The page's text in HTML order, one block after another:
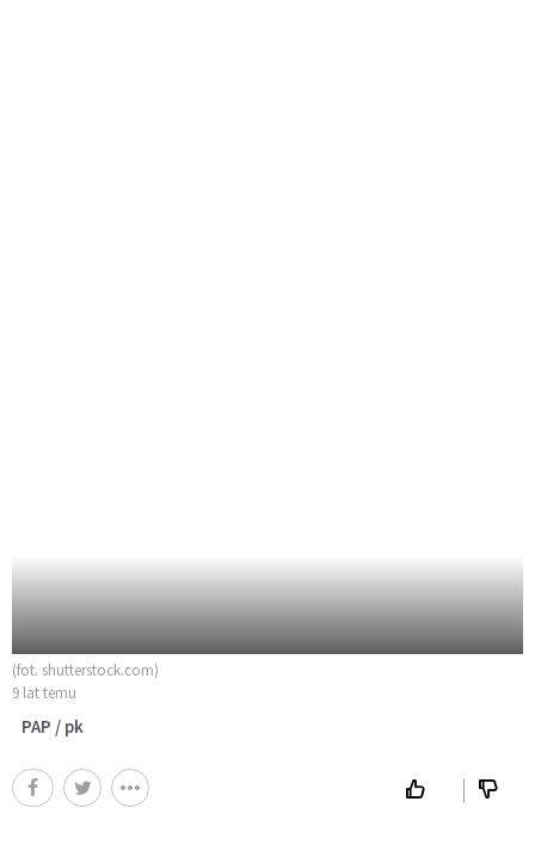
(fot. shutterstock.com)
9 lat temu
PAP / pk